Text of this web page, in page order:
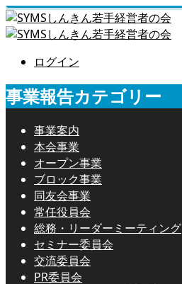
ログイン
事業報告カテゴリー
事業案内
本会事業
オープン事業
ブロック事業
同友会事業
常任役員会
総務・リーダーミーティング
セミナー委員会
交流委員会
PR委員会